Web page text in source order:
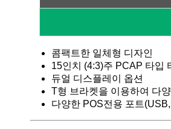
콤팩트한 일체형 디자인
15인치 (4:3)주 PCAP 타입
듀얼 디스플레이 옵션
T형 브라켓을 이용하여 다
다양한 POS전용 포트